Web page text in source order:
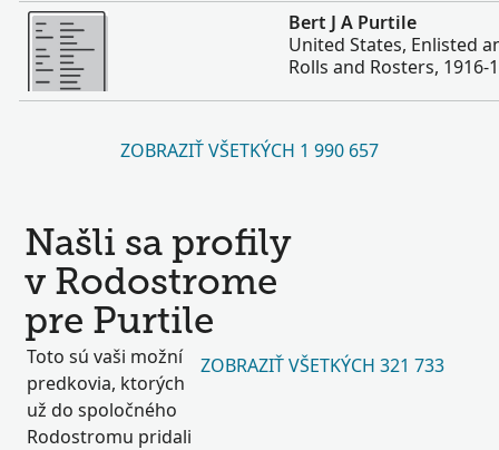
Viac
Bert J A Purtile
United States, Enlisted
Rolls and Rosters, 1916-
ZOBRAZIŤ VŠETKÝCH 1 990 657
Našli sa profily
v Rodostrome
pre Purtile
Toto sú vaši možní
predkovia, ktorých
už do spoločného
Rodostromu pridali
ZOBRAZIŤ VŠETKÝCH 321 733